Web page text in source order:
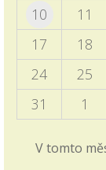
Programový
04.10.2025
Informace
školy i v
Sasku.
Zkrácené
10
11
17
18
24
25
31
1
V tomto